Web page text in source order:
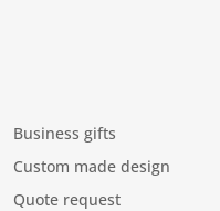
Business gifts
Custom made design
Quote request